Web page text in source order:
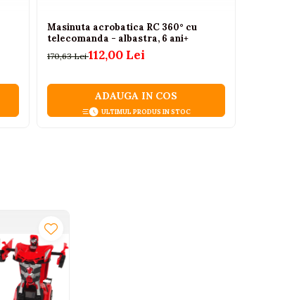
Masinuta acrobatica RC 360° cu
telecomanda - albastra, 6 ani+
170,63 Lei112,00 Lei
ADAUGA IN COS
ULTIMUL PRODUS IN STOC